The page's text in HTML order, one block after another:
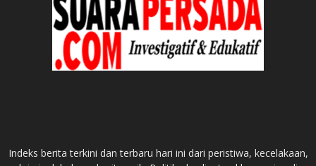
Indeks berita terkini dan terbaru hari ini dari peristiwa, kecelakaan,